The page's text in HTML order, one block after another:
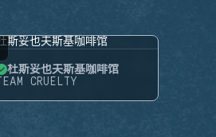
杜斯妥也夫斯基咖啡馆
TEAM CRUELTY